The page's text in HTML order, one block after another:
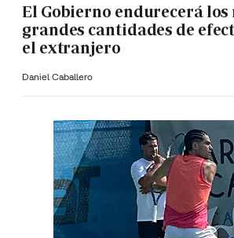
El Gobierno endurecerá
grandes cantidades de
el extranjero
Daniel Caballero